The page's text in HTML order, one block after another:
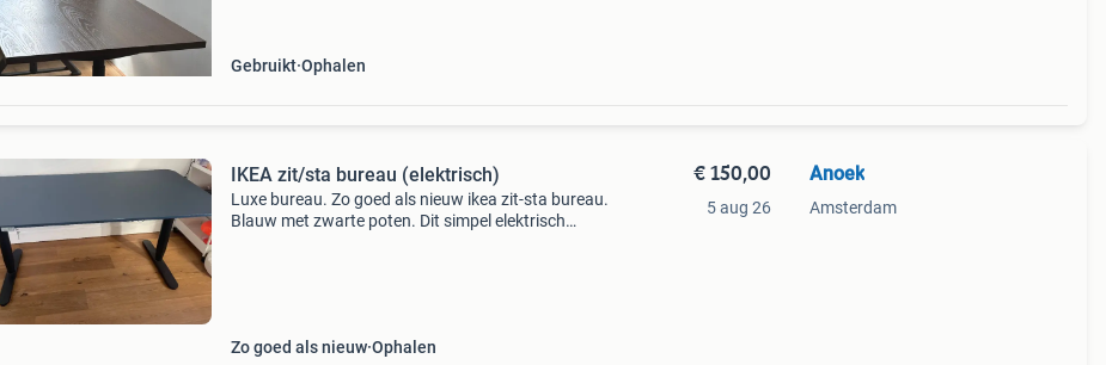
Gebruikt Ophalen
IKEA zit/sta bureau (elektrisch)
Luxe bureau. Zo goed als nieuw ikea zit-sta bureau.
Blauw met zwarte poten. Dit simpel elektrisch
Zo goed als nieuw Ophalen
€ 150,00
5 aug 26
Anoek
Amsterdam